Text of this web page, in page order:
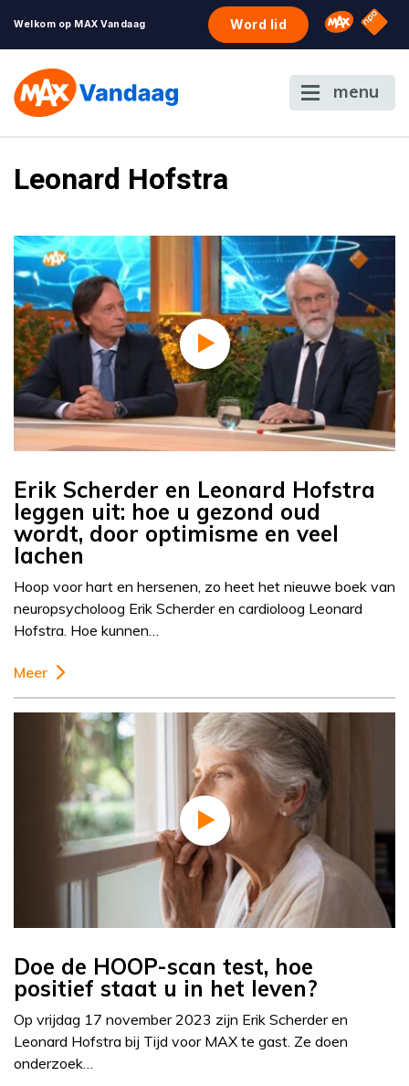
Welkom op MAX Vandaag Word lid Omroep
NPO
menu
Leonard Hofstra
Erik Scherder en Leonard Hofstra
leggen uit: hoe u gezond oud
wordt, door optimisme en veel
lachen
Hoop voor hart en hersenen, zo heet het nieuwe boek van
neuropsycholoog Erik Scherder en cardioloog Leonard
Hofstra. Hoe kunnen…
Meer
Doe de HOOP-scan test, hoe
positief staat u in het leven?
Op vrijdag 17 november 2023 zijn Erik Scherder en
Leonard Hofstra bij Tijd voor MAX te gast. Ze doen
onderzoek…